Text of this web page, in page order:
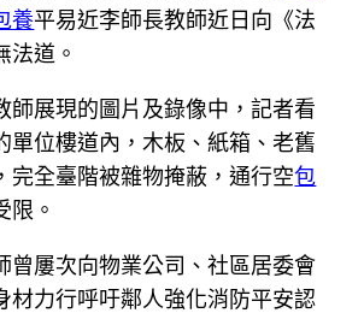
養平易近李師長教師近日向《法
法道。
師展現的圖片及錄像中，記者看
單位樓道內，木板、紙箱、老舊
完全臺階被雜物掩蔽，通行空包
限。
曾屢次向物業公司、社區居委會
材力行呼吁鄰人強化消防平安認